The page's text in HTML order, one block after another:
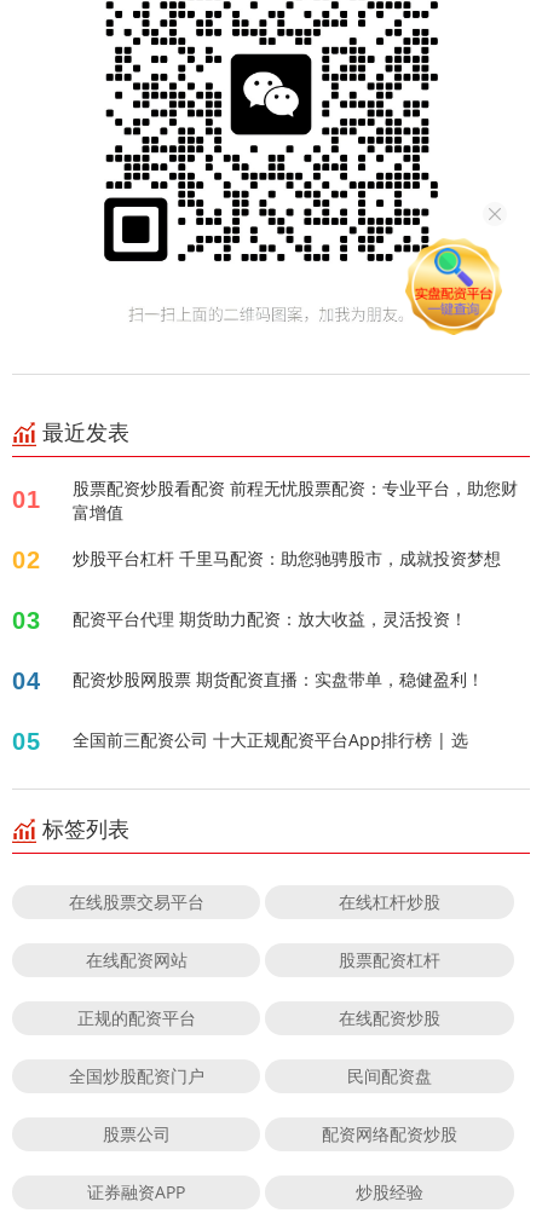
最近发表
01
股票配资炒股看配资 前程无忧股票配资：专业平台，助您财
富增值
02 炒股平台杠杆 千里马配资：助您驰骋股市，成就投资梦想
03 配资平台代理 期货助力配资：放大收益，灵活投资！
04 配资炒股网股票 期货配资直播：实盘带单，稳健盈利！
05 全国前三配资公司 十大正规配资平台App排行榜 | 选
标签列表
在线股票交易平台 在线杠杆炒股
在线配资网站 股票配资杠杆
正规的配资平台 在线配资炒股
全国炒股配资门户 民间配资盘
股票公司 配资网络配资炒股
证券融资APP 炒股经验